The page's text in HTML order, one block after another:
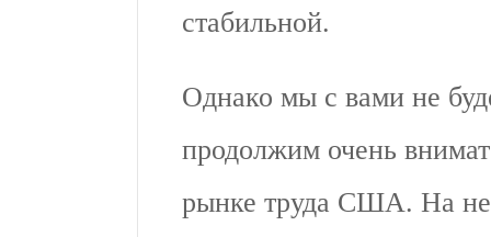
стабильной.
Однако мы с вами не
продолжим очень
рынке труда США. На